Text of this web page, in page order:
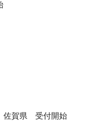
佐賀県 受付開始